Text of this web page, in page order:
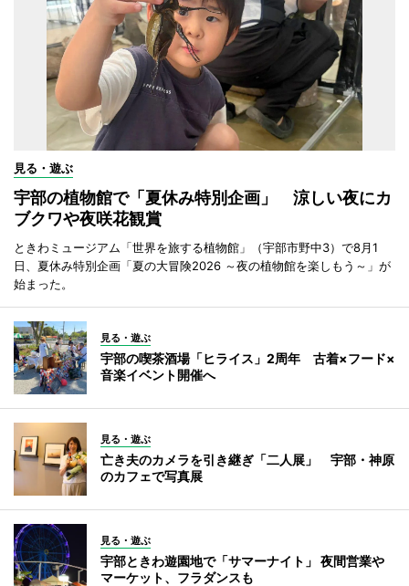
見る・遊ぶ
宇部の植物館で「夏休み特別企画」 涼しい夜にカ
ブクワや夜咲花観賞
ときわミュージアム「世界を旅する植物館」（宇部市野中3）で8月1
日、夏休み特別企画「夏の大冒険2026 ～夜の植物館を楽しもう～」が
始まった。
見る・遊ぶ
宇部の喫茶酒場「ヒライス」2周年 古着×フード×
音楽イベント開催へ
見る・遊ぶ
亡き夫のカメラを引き継ぎ「二人展」 宇部・神原
のカフェで写真展
見る・遊ぶ
宇部ときわ遊園地で「サマーナイト」 夜間営業や
マーケット、フラダンスも